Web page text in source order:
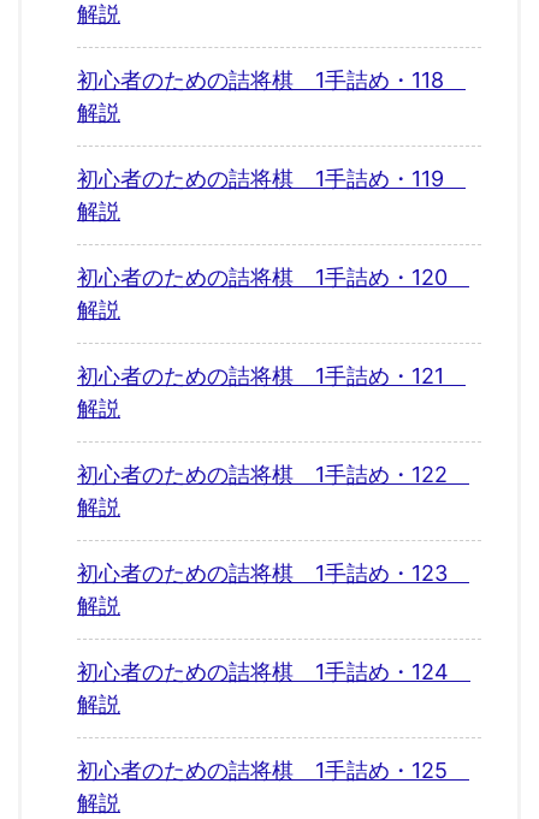
解説
初心者のための詰将棋 1手詰め・118
解説
初心者のための詰将棋 1手詰め・119
解説
初心者のための詰将棋 1手詰め・120
解説
初心者のための詰将棋 1手詰め・121
解説
初心者のための詰将棋 1手詰め・122
解説
初心者のための詰将棋 1手詰め・123
解説
初心者のための詰将棋 1手詰め・124
解説
初心者のための詰将棋 1手詰め・125
解説